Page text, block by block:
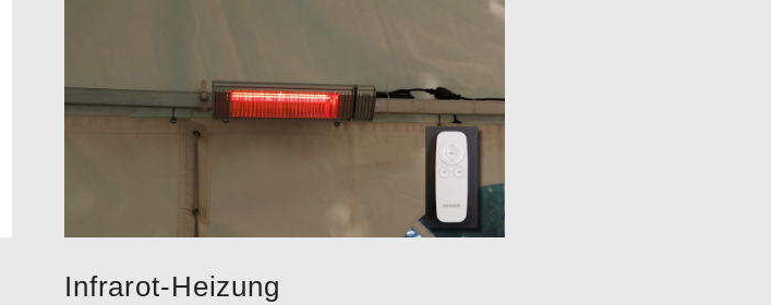
Infrarot-Heizung